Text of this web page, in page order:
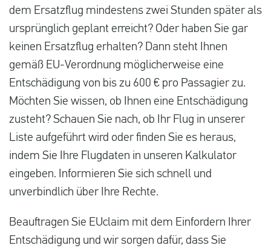
dem Ersatzflug mindestens zwei Stunden später als
ursprünglich geplant erreicht? Oder haben Sie gar
keinen Ersatzflug erhalten? Dann steht Ihnen
gemäß EU-Verordnung möglicherweise eine
Entschädigung von bis zu 600 € pro Passagier zu.
Möchten Sie wissen, ob Ihnen eine Entschädigung
zusteht? Schauen Sie nach, ob Ihr Flug in unserer
Liste aufgeführt wird oder finden Sie es heraus,
indem Sie Ihre Flugdaten in unseren Kalkulator
eingeben. Informieren Sie sich schnell und
unverbindlich über Ihre Rechte.
Beauftragen Sie EUclaim mit dem Einfordern Ihrer
Entschädigung und wir sorgen dafür, dass Sie